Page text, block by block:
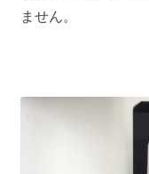
ません。